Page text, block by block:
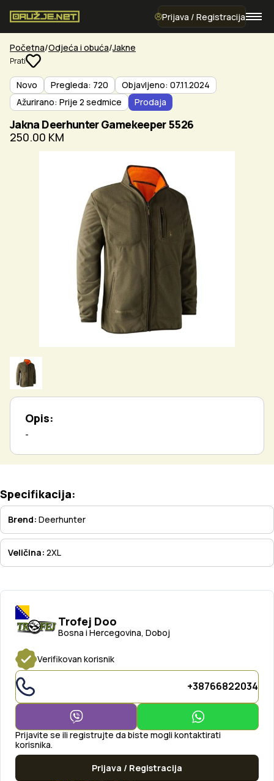
Prijava / Registracija
Početna Odjeća i obuća Jakne
Prati
Novo Pregleda: 720
Objavljeno: 07.11.2024
Ažurirano: Prije 2 sedmice
Prodaja
Jakna Deerhunter Gamekeeper 5526
250.00 KM
Opis:
-
Trofej Doo
Bosna i Hercegovina, Doboj
Verifikovan korisnik
+38766822034
Prijavite se ili registrujte da biste mogli kontaktirati
korisnika.
Prijava / Registracija
Specifikacija:
Brend: Deerhunter
Veličina: 2XL